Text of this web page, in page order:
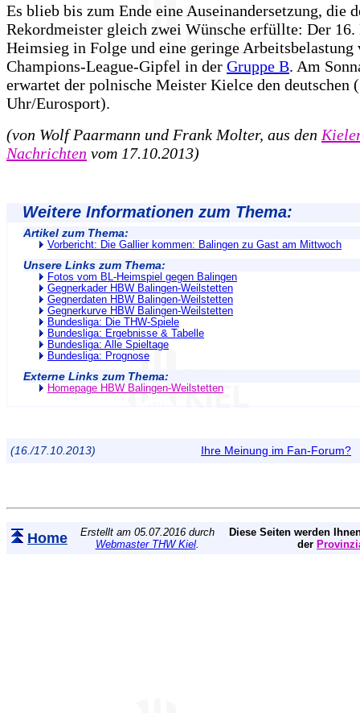
Es blieb bis zum Ende eine Auseinandersetzung, die
Rekordmeister gleich zwei Wünsche erfüllte: Der
Heimsieg in Folge und eine geringe Arbeitsbelastung
Champions-League-Gipfel in der Gruppe B. Am
erwartet der polnische Meister Kielce den deutschen
Uhr/Eurosport).
(von Wolf Paarmann und Frank Molter, aus den
Nachrichten vom 17.10.2013)
Weitere Informationen zum Thema:
Artikel zum Thema:
Vorbericht: Die Gallier kommen: Balingen zu Gast am Mittwoch
Unsere Links zum Thema:
Fotos vom BL-Heimspiel gegen Balingen
Gegnerkader HBW Balingen-Weilstetten
Gegnerdaten HBW Balingen-Weilstetten
Gegnerkurve HBW Balingen-Weilstetten
Bundesliga: Die THW-Spiele
Bundesliga: Ergebnisse & Tabelle
Bundesliga: Alle Spieltage
Bundesliga: Prognose
Externe Links zum Thema:
Homepage HBW Balingen-Weilstetten
(16./17.10.2013) Ihre Meinung im Fan-Forum?
Home
Erstellt am 05.07.2016 durch
Webmaster THW Kiel.
Diese Seiten werden
der